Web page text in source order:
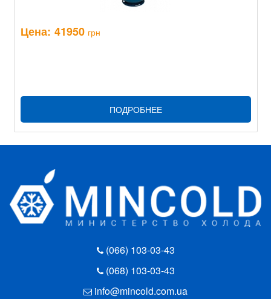
Цена: 41950 грн
ПОДРОБНЕЕ
(066) 103-03-43
(068) 103-03-43
info@mincold.com.ua